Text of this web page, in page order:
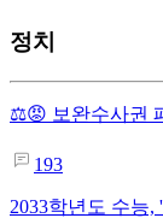
정치
⚖️😡 보완수사권
193
2033학년도 수능